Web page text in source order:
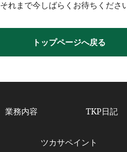
それまで今しばらくお待ちくださ
トップページへ戻る
業務内容 TKP日記
ツカサペイント